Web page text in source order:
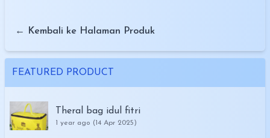
FEATURED PRODUCT
Theral bag idul fitri
1 year ago (14 Apr 2025)
← Kembali ke Halaman Produk